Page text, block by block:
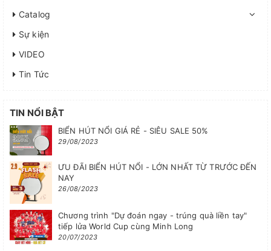
Catalog
Sự kiện
VIDEO
Tin Tức
TIN NỔI BẬT
BIỂN HÚT NỔI GIÁ RẺ - SIÊU SALE 50%
29/08/2023
ƯU ĐÃI BIỂN HÚT NỔI - LỚN NHẤT TỪ TRƯỚC ĐẾN
NAY
26/08/2023
Chương trình "Dự đoán ngay - trúng quà liền tay"
tiếp lửa World Cup cùng Minh Long
20/07/2023